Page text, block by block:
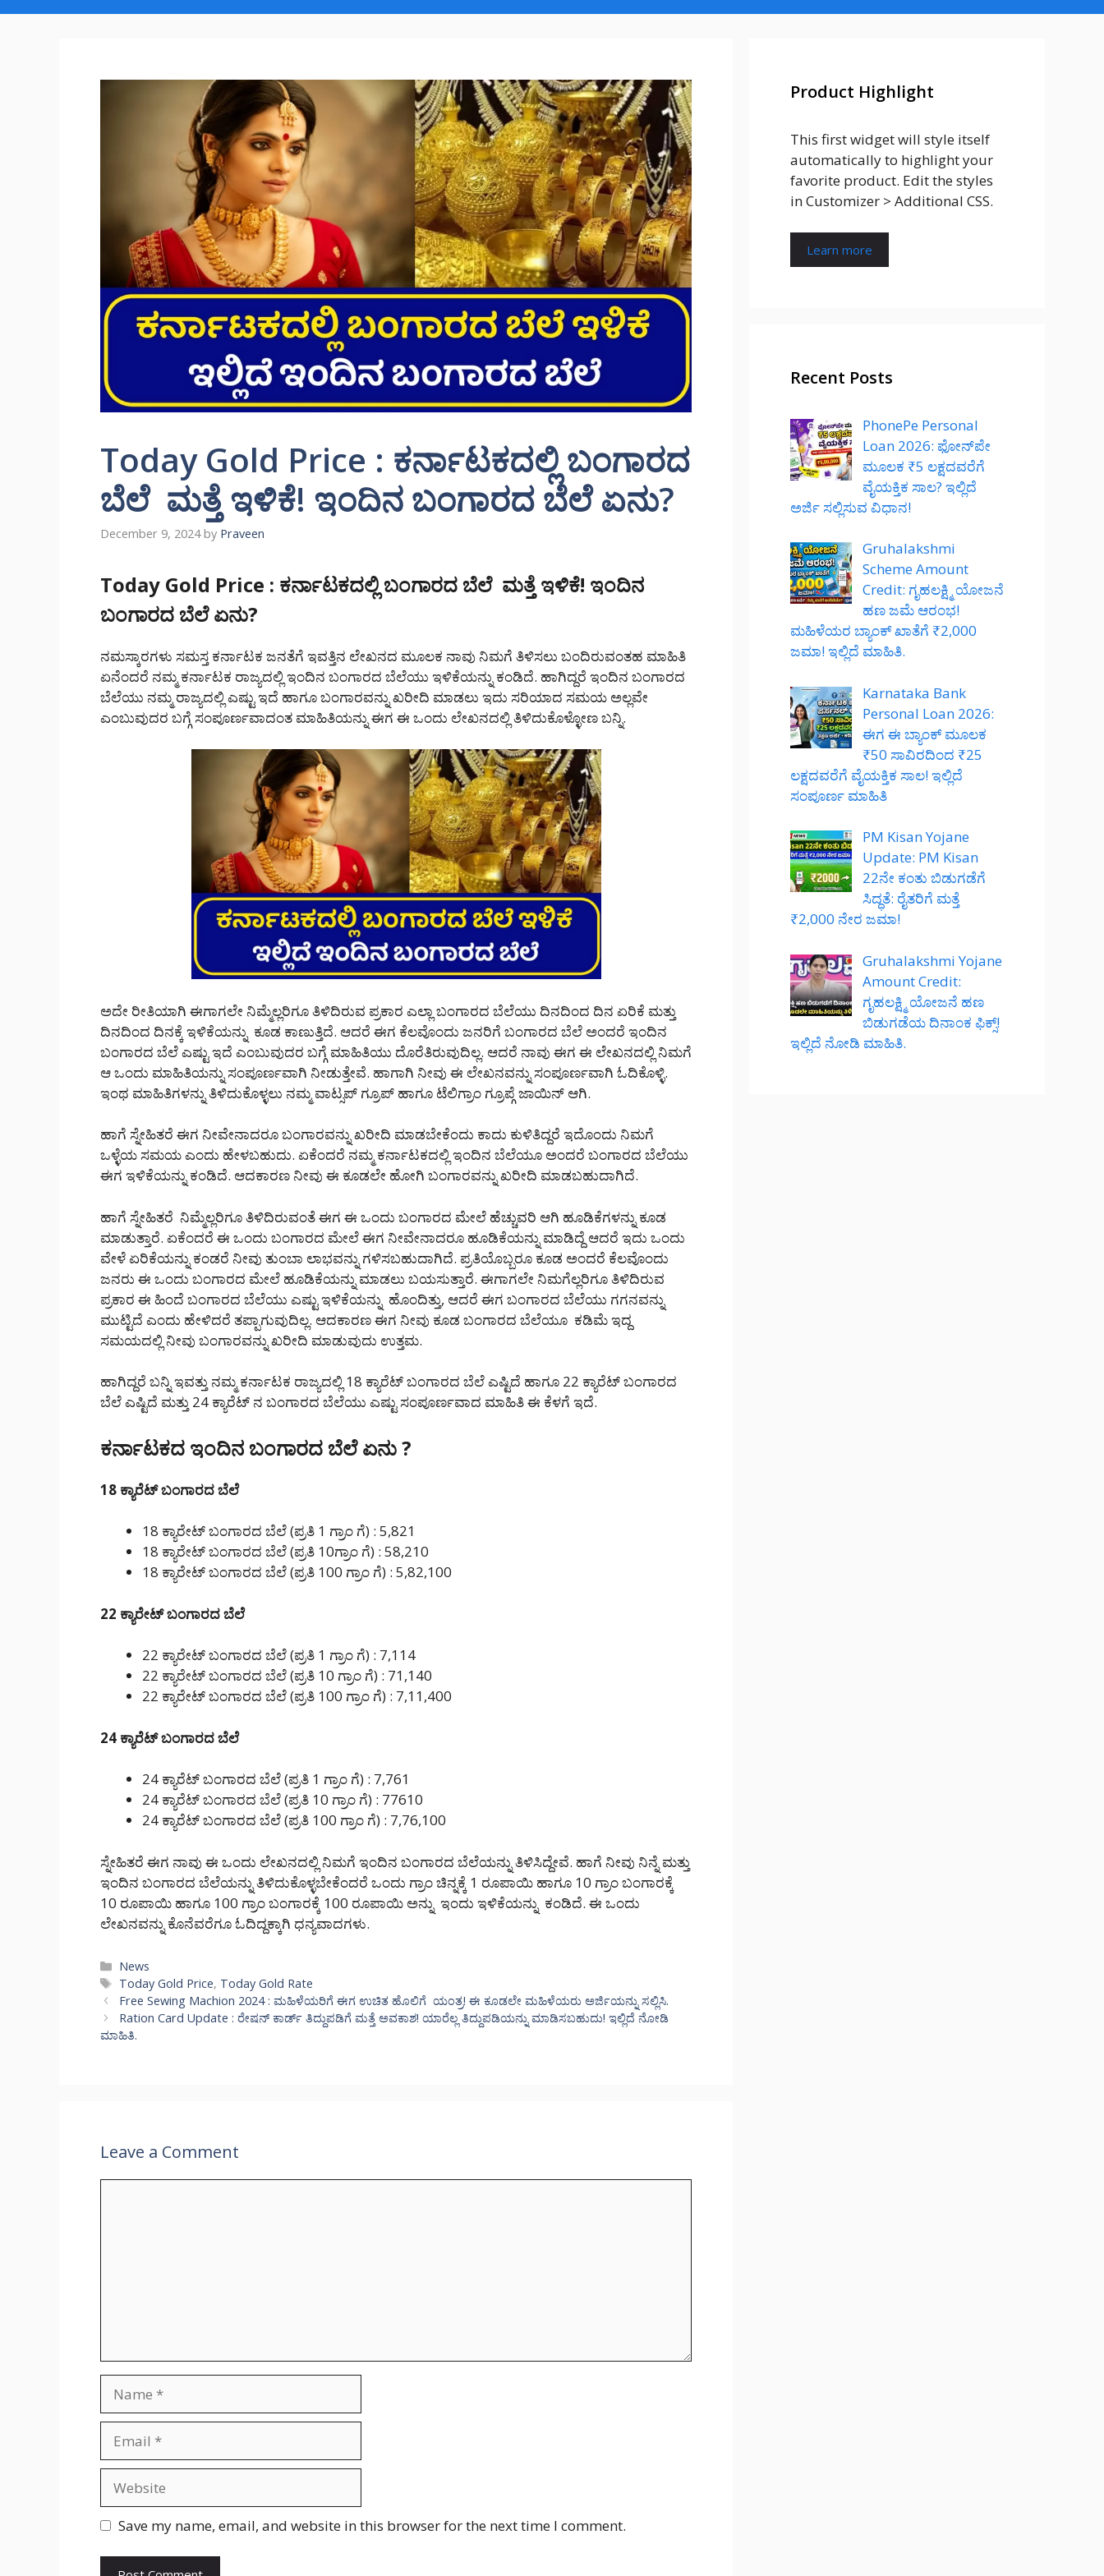
Today Gold Price : ಕರ್ನಾಟಕದಲ್ಲಿ ಬಂಗಾರದ
ಬೆಲೆ ಮತ್ತೆ ಇಳಿಕೆ! ಇಂದಿನ ಬಂಗಾರದ ಬೆಲೆ ಏನು?
December 9, 2024 by Praveen
Today Gold Price : ಕರ್ನಾಟಕದಲ್ಲಿ ಬಂಗಾರದ ಬೆಲೆ ಮತ್ತೆ ಇಳಿಕೆ! ಇಂದಿನ
ಬಂಗಾರದ ಬೆಲೆ ಏನು?
ನಮಸ್ಕಾರಗಳು ಸಮಸ್ತ ಕರ್ನಾಟಕ ಜನತೆಗೆ ಇವತ್ತಿನ ಲೇಖನದ ಮೂಲಕ ನಾವು ನಿಮಗೆ ತಿಳಿಸಲು ಬಂದಿರುವಂತಹ ಮಾಹಿತಿ
ಏನೆಂದರೆ ನಮ್ಮ ಕರ್ನಾಟಕ ರಾಜ್ಯದಲ್ಲಿ ಇಂದಿನ ಬಂಗಾರದ ಬೆಲೆಯು ಇಳಿಕೆಯನ್ನು ಕಂಡಿದೆ. ಹಾಗಿದ್ದರೆ ಇಂದಿನ ಬಂಗಾರದ
ಬೆಲೆಯು ನಮ್ಮ ರಾಜ್ಯದಲ್ಲಿ ಎಷ್ಟು ಇದೆ ಹಾಗೂ ಬಂಗಾರವನ್ನು ಖರೀದಿ ಮಾಡಲು ಇದು ಸರಿಯಾದ ಸಮಯ ಅಲ್ಲವೇ
ಎಂಬುವುದರ ಬಗ್ಗೆ ಸಂಪೂರ್ಣವಾದಂತ ಮಾಹಿತಿಯನ್ನು ಈಗ ಈ ಒಂದು ಲೇಖನದಲ್ಲಿ ತಿಳಿದುಕೊಳ್ಳೋಣ ಬನ್ನಿ.
ಅದೇ ರೀತಿಯಾಗಿ ಈಗಾಗಲೇ ನಿಮ್ಮೆಲ್ಲರಿಗೂ ತಿಳಿದಿರುವ ಪ್ರಕಾರ ಎಲ್ಲಾ ಬಂಗಾರದ ಬೆಲೆಯು ದಿನದಿಂದ ದಿನ ಏರಿಕೆ ಮತ್ತು
ದಿನದಿಂದ ದಿನಕ್ಕೆ ಇಳಿಕೆಯನ್ನು ಕೂಡ ಕಾಣುತ್ತಿದೆ. ಆದರೆ ಈಗ ಕೆಲವೊಂದು ಜನರಿಗೆ ಬಂಗಾರದ ಬೆಲೆ ಅಂದರೆ ಇಂದಿನ
ಬಂಗಾರದ ಬೆಲೆ ಎಷ್ಟು ಇದೆ ಎಂಬುವುದರ ಬಗ್ಗೆ ಮಾಹಿತಿಯು ದೊರೆತಿರುವುದಿಲ್ಲ. ಆದರೆ ನಾವು ಈಗ ಈ ಲೇಖನದಲ್ಲಿ ನಿಮಗೆ
ಆ ಒಂದು ಮಾಹಿತಿಯನ್ನು ಸಂಪೂರ್ಣವಾಗಿ ನೀಡುತ್ತೇವೆ. ಹಾಗಾಗಿ ನೀವು ಈ ಲೇಖನವನ್ನು ಸಂಪೂರ್ಣವಾಗಿ ಓದಿಕೊಳ್ಳಿ.
ಇಂಥ ಮಾಹಿತಿಗಳನ್ನು ತಿಳಿದುಕೊಳ್ಳಲು ನಮ್ಮ ವಾಟ್ಸಪ್ ಗ್ರೂಪ್ ಹಾಗೂ ಟೆಲಿಗ್ರಾಂ ಗ್ರೂಪ್ಗೆ ಜಾಯಿನ್ ಆಗಿ.
ಹಾಗೆ ಸ್ನೇಹಿತರೆ ಈಗ ನೀವೇನಾದರೂ ಬಂಗಾರವನ್ನು ಖರೀದಿ ಮಾಡಬೇಕೆಂದು ಕಾದು ಕುಳಿತಿದ್ದರೆ ಇದೊಂದು ನಿಮಗೆ
ಒಳ್ಳೆಯ ಸಮಯ ಎಂದು ಹೇಳಬಹುದು. ಏಕೆಂದರೆ ನಮ್ಮ ಕರ್ನಾಟಕದಲ್ಲಿ ಇಂದಿನ ಬೆಲೆಯೂ ಅಂದರೆ ಬಂಗಾರದ ಬೆಲೆಯು
ಈಗ ಇಳಿಕೆಯನ್ನು ಕಂಡಿದೆ. ಆದಕಾರಣ ನೀವು ಈ ಕೂಡಲೇ ಹೋಗಿ ಬಂಗಾರವನ್ನು ಖರೀದಿ ಮಾಡಬಹುದಾಗಿದೆ.
ಹಾಗೆ ಸ್ನೇಹಿತರೆ ನಿಮ್ಮೆಲ್ಲರಿಗೂ ತಿಳಿದಿರುವಂತೆ ಈಗ ಈ ಒಂದು ಬಂಗಾರದ ಮೇಲೆ ಹೆಚ್ಚುವರಿ ಆಗಿ ಹೂಡಿಕೆಗಳನ್ನು ಕೂಡ
ಮಾಡುತ್ತಾರೆ. ಏಕೆಂದರೆ ಈ ಒಂದು ಬಂಗಾರದ ಮೇಲೆ ಈಗ ನೀವೇನಾದರೂ ಹೂಡಿಕೆಯನ್ನು ಮಾಡಿದ್ದೆ ಆದರೆ ಇದು ಒಂದು
ವೇಳೆ ಏರಿಕೆಯನ್ನು ಕಂಡರೆ ನೀವು ತುಂಬಾ ಲಾಭವನ್ನು ಗಳಿಸಬಹುದಾಗಿದೆ. ಪ್ರತಿಯೊಬ್ಬರೂ ಕೂಡ ಅಂದರೆ ಕೆಲವೊಂದು
ಜನರು ಈ ಒಂದು ಬಂಗಾರದ ಮೇಲೆ ಹೂಡಿಕೆಯನ್ನು ಮಾಡಲು ಬಯಸುತ್ತಾರೆ. ಈಗಾಗಲೇ ನಿಮಗೆಲ್ಲರಿಗೂ ತಿಳಿದಿರುವ
ಪ್ರಕಾರ ಈ ಹಿಂದೆ ಬಂಗಾರದ ಬೆಲೆಯು ಎಷ್ಟು ಇಳಿಕೆಯನ್ನು ಹೊಂದಿತ್ತು, ಆದರೆ ಈಗ ಬಂಗಾರದ ಬೆಲೆಯು ಗಗನವನ್ನು
ಮುಟ್ಟಿದೆ ಎಂದು ಹೇಳಿದರೆ ತಪ್ಪಾಗುವುದಿಲ್ಲ. ಆದಕಾರಣ ಈಗ ನೀವು ಕೂಡ ಬಂಗಾರದ ಬೆಲೆಯೂ ಕಡಿಮೆ ಇದ್ದ
ಸಮಯದಲ್ಲಿ ನೀವು ಬಂಗಾರವನ್ನು ಖರೀದಿ ಮಾಡುವುದು ಉತ್ತಮ.
ಹಾಗಿದ್ದರೆ ಬನ್ನಿ ಇವತ್ತು ನಮ್ಮ ಕರ್ನಾಟಕ ರಾಜ್ಯದಲ್ಲಿ 18 ಕ್ಯಾರೆಟ್ ಬಂಗಾರದ ಬೆಲೆ ಎಷ್ಟಿದೆ ಹಾಗೂ 22 ಕ್ಯಾರೆಟ್ ಬಂಗಾರದ
ಬೆಲೆ ಎಷ್ಟಿದೆ ಮತ್ತು 24 ಕ್ಯಾರೆಟ್ ನ ಬಂಗಾರದ ಬೆಲೆಯು ಎಷ್ಟು ಸಂಪೂರ್ಣವಾದ ಮಾಹಿತಿ ಈ ಕೆಳಗೆ ಇದೆ.
ಕರ್ನಾಟಕದ ಇಂದಿನ ಬಂಗಾರದ ಬೆಲೆ ಏನು ?
18 ಕ್ಯಾರೆಟ್ ಬಂಗಾರದ ಬೆಲೆ
18 ಕ್ಯಾರೇಟ್ ಬಂಗಾರದ ಬೆಲೆ (ಪ್ರತಿ 1 ಗ್ರಾಂ ಗೆ) : 5,821
18 ಕ್ಯಾರೇಟ್ ಬಂಗಾರದ ಬೆಲೆ (ಪ್ರತಿ 10ಗ್ರಾಂ ಗೆ) : 58,210
18 ಕ್ಯಾರೇಟ್ ಬಂಗಾರದ ಬೆಲೆ (ಪ್ರತಿ 100 ಗ್ರಾಂ ಗೆ) : 5,82,100
22 ಕ್ಯಾರೇಟ್ ಬಂಗಾರದ ಬೆಲೆ
22 ಕ್ಯಾರೇಟ್ ಬಂಗಾರದ ಬೆಲೆ (ಪ್ರತಿ 1 ಗ್ರಾಂ ಗೆ) : 7,114
22 ಕ್ಯಾರೇಟ್ ಬಂಗಾರದ ಬೆಲೆ (ಪ್ರತಿ 10 ಗ್ರಾಂ ಗೆ) : 71,140
22 ಕ್ಯಾರೇಟ್ ಬಂಗಾರದ ಬೆಲೆ (ಪ್ರತಿ 100 ಗ್ರಾಂ ಗೆ) : 7,11,400
24 ಕ್ಯಾರೆಟ್ ಬಂಗಾರದ ಬೆಲೆ
24 ಕ್ಯಾರೆಟ್ ಬಂಗಾರದ ಬೆಲೆ (ಪ್ರತಿ 1 ಗ್ರಾಂ ಗೆ) : 7,761
24 ಕ್ಯಾರೆಟ್ ಬಂಗಾರದ ಬೆಲೆ (ಪ್ರತಿ 10 ಗ್ರಾಂ ಗೆ) : 77610
24 ಕ್ಯಾರೆಟ್ ಬಂಗಾರದ ಬೆಲೆ (ಪ್ರತಿ 100 ಗ್ರಾಂ ಗೆ) : 7,76,100
ಸ್ನೇಹಿತರೆ ಈಗ ನಾವು ಈ ಒಂದು ಲೇಖನದಲ್ಲಿ ನಿಮಗೆ ಇಂದಿನ ಬಂಗಾರದ ಬೆಲೆಯನ್ನು ತಿಳಿಸಿದ್ದೇವೆ. ಹಾಗೆ ನೀವು ನಿನ್ನೆ ಮತ್ತು
ಇಂದಿನ ಬಂಗಾರದ ಬೆಲೆಯನ್ನು ತಿಳಿದುಕೊಳ್ಳಬೇಕೆಂದರೆ ಒಂದು ಗ್ರಾಂ ಚಿನ್ನಕ್ಕೆ 1 ರೂಪಾಯಿ ಹಾಗೂ 10 ಗ್ರಾಂ ಬಂಗಾರಕ್ಕೆ
10 ರೂಪಾಯಿ ಹಾಗೂ 100 ಗ್ರಾಂ ಬಂಗಾರಕ್ಕೆ 100 ರೂಪಾಯಿ ಅನ್ನು ಇಂದು ಇಳಿಕೆಯನ್ನು ಕಂಡಿದೆ. ಈ ಒಂದು
ಲೇಖನವನ್ನು ಕೊನೆವರೆಗೂ ಓದಿದ್ದಕ್ಕಾಗಿ ಧನ್ಯವಾದಗಳು.
Categories
News
Tags
Today Gold Price, Today Gold Rate
Free Sewing Machion 2024 : ಮಹಿಳೆಯರಿಗೆ ಈಗ ಉಚಿತ ಹೊಲಿಗೆ ಯಂತ್ರ! ಈ ಕೂಡಲೇ ಮಹಿಳೆಯರು ಅರ್ಜಿಯನ್ನು ಸಲ್ಲಿಸಿ.
Ration Card Update : ರೇಷನ್ ಕಾರ್ಡ್ ತಿದ್ದುಪಡಿಗೆ ಮತ್ತೆ ಅವಕಾಶ! ಯಾರೆಲ್ಲ ತಿದ್ದುಪಡಿಯನ್ನು ಮಾಡಿಸಬಹುದು! ಇಲ್ಲಿದೆ ನೋಡಿ
ಮಾಹಿತಿ.
Leave a Comment
Save my name, email, and website in this browser for the next time I comment.
Product Highlight
This first widget will style itself
automatically to highlight your
favorite product. Edit the styles
in Customizer > Additional CSS.
Learn more
Recent Posts
PhonePe Personal
Loan 2026: ಫೋನ್‌ಪೇ
ಮೂಲಕ ₹5 ಲಕ್ಷದವರೆಗೆ
ವೈಯಕ್ತಿಕ ಸಾಲ? ಇಲ್ಲಿದೆ
ಅರ್ಜಿ ಸಲ್ಲಿಸುವ ವಿಧಾನ!
Gruhalakshmi
Scheme Amount
Credit: ಗೃಹಲಕ್ಷ್ಮಿ ಯೋಜನೆ
ಹಣ ಜಮೆ ಆರಂಭ!
ಮಹಿಳೆಯರ ಬ್ಯಾಂಕ್ ಖಾತೆಗೆ ₹2,000
ಜಮಾ! ಇಲ್ಲಿದೆ ಮಾಹಿತಿ.
Karnataka Bank
Personal Loan 2026:
ಈಗ ಈ ಬ್ಯಾಂಕ್ ಮೂಲಕ
₹50 ಸಾವಿರದಿಂದ ₹25
ಲಕ್ಷದವರೆಗೆ ವೈಯಕ್ತಿಕ ಸಾಲ! ಇಲ್ಲಿದೆ
ಸಂಪೂರ್ಣ ಮಾಹಿತಿ
PM Kisan Yojane
Update: PM Kisan
22ನೇ ಕಂತು ಬಿಡುಗಡೆಗೆ
ಸಿದ್ಧತೆ: ರೈತರಿಗೆ ಮತ್ತೆ
₹2,000 ನೇರ ಜಮಾ!
Gruhalakshmi Yojane
Amount Credit:
ಗೃಹಲಕ್ಷ್ಮಿ ಯೋಜನೆ ಹಣ
ಬಿಡುಗಡೆಯ ದಿನಾಂಕ ಫಿಕ್ಸ್!
ಇಲ್ಲಿದೆ ನೋಡಿ ಮಾಹಿತಿ.